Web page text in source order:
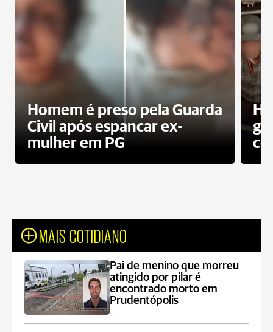
Homem é preso pela Guarda
Civil após espancar ex-
mulher em PG
MAIS COTIDIANO
Pai de menino que morreu
atingido por pilar é
encontrado morto em
Prudentópolis